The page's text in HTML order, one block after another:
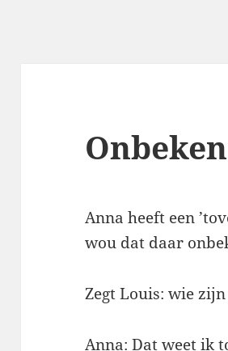
Anna heeft een
wou dat daar
Zegt Louis: wie
Anna: Dat weet ik